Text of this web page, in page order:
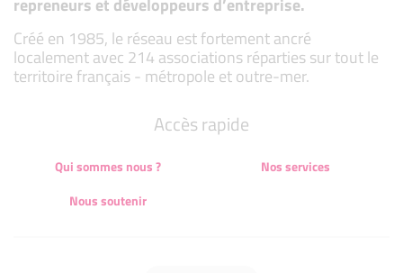
Créé en 1985, le réseau est fortement ancré
localement avec 214 associations réparties sur tout le
territoire français - métropole et outre-mer.
Accès rapide
Qui sommes nous ?
Nos services
Nous soutenir